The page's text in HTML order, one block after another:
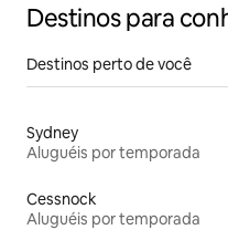
Destinos para
Destinos perto de você
Sydney
Aluguéis por temporada
Cessnock
Aluguéis por temporada